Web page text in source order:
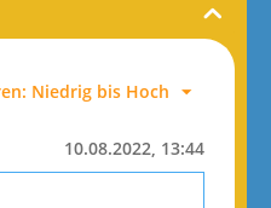
Niedrig bis Hoch
10.08.2022, 13:44